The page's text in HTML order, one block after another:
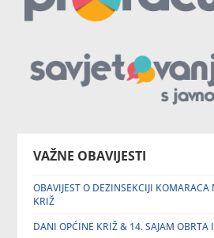
VAŽNE OBAVIJESTI
OBAVIJEST O DEZINSEKCIJI KOMARACA
KRIŽ
DANI OPĆINE KRIŽ & 14. SAJAM OBRTA